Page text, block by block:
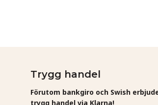
Trygg handel
Förutom bankgiro och Swish
trygg handel via Klarna!